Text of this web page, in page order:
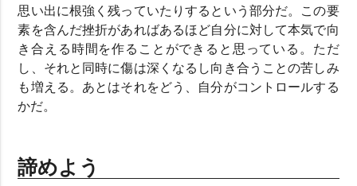
思い出に根強く残っていたりするという部分だ。この要
素を含んだ挫折があればあるほど自分に対して本気で向
き合える時間を作ることができると思っている。ただ
し、それと同時に傷は深くなるし向き合うことの苦しみ
も増える。あとはそれをどう、自分がコントロールする
かだ。
諦めよう